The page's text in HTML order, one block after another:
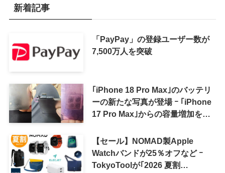
新着記事
「PayPay」の登録ユーザー数が
7,500万人を突破
｢iPhone 18 Pro Max｣のバッテリ
ーの新たな写真が登場 ｰ ｢iPhone
17 Pro Max｣からの容量増加を確
【セール】NOMAD製Apple
Watchバンドが25％オフなど ｰ
TokyoToolが｢2026 夏割